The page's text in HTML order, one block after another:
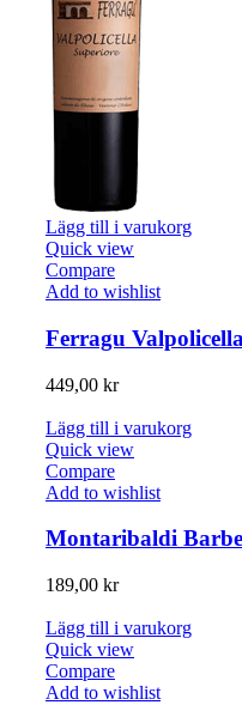
Lägg till i varukorg
Quick view
Compare
Add to wishlist
Ferragu
449,00 kr
Lägg till i varukorg
Quick view
Compare
Add to wishlist
Montaribaldi
189,00 kr
Lägg till i varukorg
Quick view
Compare
Add to wishlist